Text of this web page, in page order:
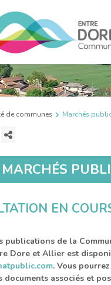
de communes Marchés
Imprimer
contenu
MARCHÉS
EN
publications de la
Dore et Allier est
. Vous
associés et